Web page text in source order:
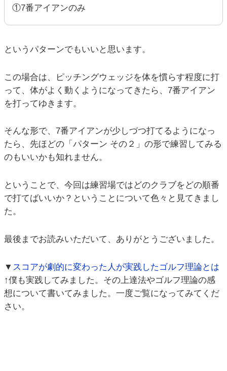
①7番アイアンのみ
というパターンでもいいと思います。
この場合は、ピッチングウェッジを体を慣らす程度に打
って、体がよく動くようになってきたら、7番アイアン
を打ってゆきます。
そんな形で、7番アイアンが少しづつ打てるようになっ
たら、先ほどの「パターン その２」の形で練習してみる
のもいいかも知れません。
ということで、今回は練習場ではどのクラブをどの順番
で打てばいいか？ということについて色々と見てきまし
た。
最後までお読みいただいて、ありがとうございました。
▼ スコアが劇的に変わった人が実践したゴルフ理論とは
↑僕も実践してみました。その上達法やゴルフ理論の感
想について書いてみました。一度ご覧になってみてくだ
さい。